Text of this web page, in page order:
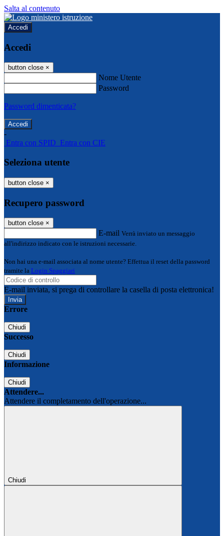
Salta al contenuto
Accedi
Accedi
button close ×
Nome Utente
Password
Password dimenticata?
-
Entra con SPID Entra con CIE
Seleziona utente
button close ×
Recupero password
button close ×
E-mail Verrà inviato un messaggio
all'indirizzo indicato con le istruzioni necessarie.
Non hai una e-mail associata al nome utente? Effettua il reset della password
tramite la Login Spaggiari
E-mail inviata, si prega di controllare la casella di posta elettronica!
Errore
Chiudi
Successo
Chiudi
Informazione
Chiudi
Attendere...
Attendere il completamento dell'operazione...
Chiudi